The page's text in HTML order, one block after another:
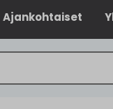
Ajankohtaiset